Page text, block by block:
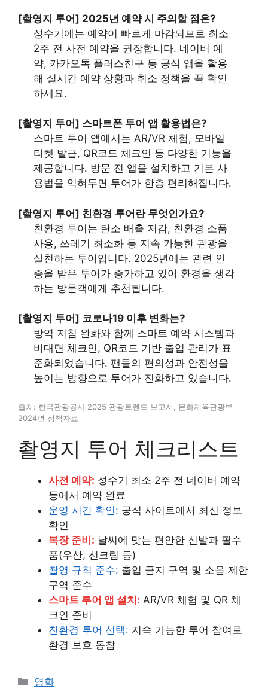
[촬영지 투어] 2025년 예약 시 주의할 점은?
성수기에는 예약이 빠르게 마감되므로 최소
2주 전 사전 예약을 권장합니다. 네이버 예
약, 카카오톡 플러스친구 등 공식 앱을 활용
해 실시간 예약 상황과 취소 정책을 꼭 확인
하세요.
[촬영지 투어] 스마트폰 투어 앱 활용법은?
스마트 투어 앱에서는 AR/VR 체험, 모바일
티켓 발급, QR코드 체크인 등 다양한 기능을
제공합니다. 방문 전 앱을 설치하고 기본 사
용법을 익혀두면 투어가 한층 편리해집니다.
[촬영지 투어] 친환경 투어란 무엇인가요?
친환경 투어는 탄소 배출 저감, 친환경 소품
사용, 쓰레기 최소화 등 지속 가능한 관광을
실천하는 투어입니다. 2025년에는 관련 인
증을 받은 투어가 증가하고 있어 환경을 생각
하는 방문객에게 추천됩니다.
[촬영지 투어] 코로나19 이후 변화는?
방역 지침 완화와 함께 스마트 예약 시스템과
비대면 체크인, QR코드 기반 출입 관리가 표
준화되었습니다. 팬들의 편의성과 안전성을
높이는 방향으로 투어가 진화하고 있습니다.
출처: 한국관광공사 2025 관광트렌드 보고서, 문화체육관광부
2024년 정책자료
촬영지 투어 체크리스트
사전 예약: 성수기 최소 2주 전 네이버 예약
등에서 예약 완료
운영 시간 확인: 공식 사이트에서 최신 정보
확인
복장 준비: 날씨에 맞는 편안한 신발과 필수
품(우산, 선크림 등)
촬영 규칙 준수: 출입 금지 구역 및 소음 제한
구역 준수
스마트 투어 앱 설치: AR/VR 체험 및 QR 체
크인 준비
친환경 투어 선택: 지속 가능한 투어 참여로
환경 보호 동참
카
영화